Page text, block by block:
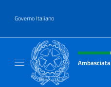
Governo Italiano
Intestazione